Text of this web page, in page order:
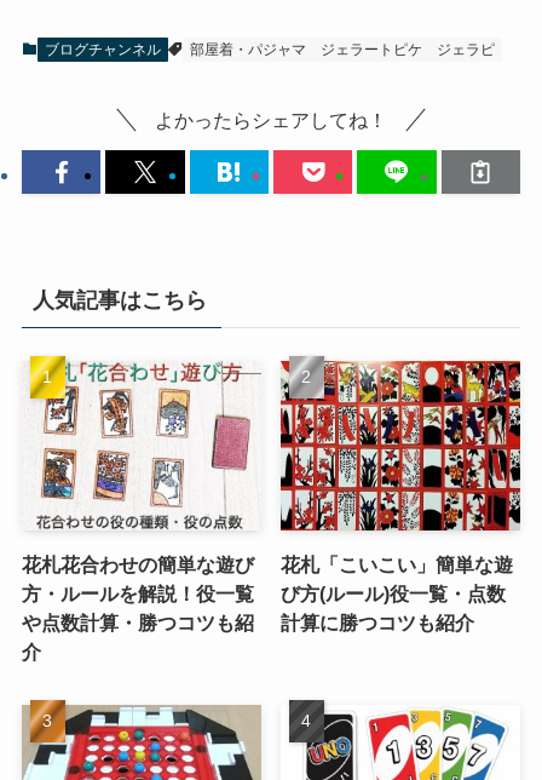
ブログチャンネル 部屋着・パジャマ ジェラートピケ ジェラピ
よかったらシェアしてね！
人気記事はこちら
花札花合わせの簡単な遊び
方・ルールを解説！役一覧
や点数計算・勝つコツも紹
介
花札「こいこい」簡単な遊
び方(ルール)役一覧・点数
計算に勝つコツも紹介